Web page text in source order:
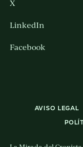
X
LinkedIn
Facebook
AVISO LEGAL